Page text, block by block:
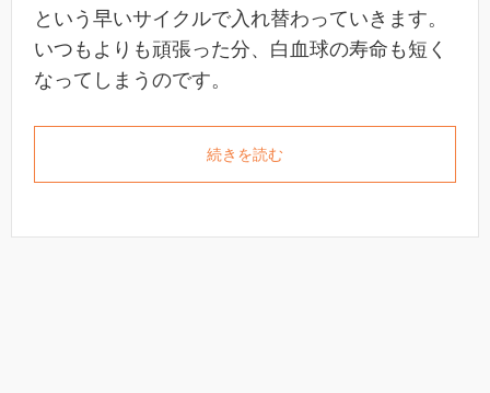
という早いサイクルで入れ替わっていきます。
いつもよりも頑張った分、白血球の寿命も短く
なってしまうのです。
続きを読む